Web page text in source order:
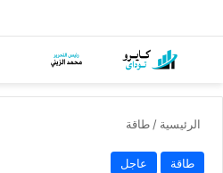
بحث عن
الرئيسية / طاقة
طاقة عاجل